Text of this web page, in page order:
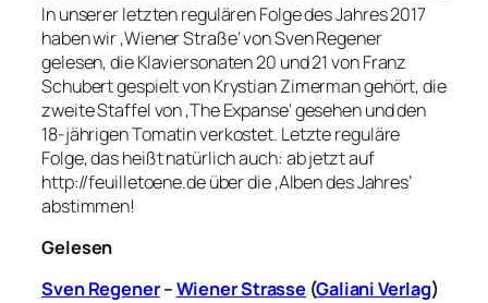
In unserer letzten regulären Folge des Jahres 2017
haben wir ‚Wiener Straße‘ von Sven Regener
gelesen, die Klaviersonaten 20 und 21 von Franz
Schubert gespielt von Krystian Zimerman gehört, die
zweite Staffel von ‚The Expanse‘ gesehen und den
18-jährigen Tomatin verkostet. Letzte reguläre
Folge, das heißt natürlich auch: ab jetzt auf
http://feuilletoene.de über die ‚Alben des Jahres‘
abstimmen!
Gelesen
Sven Regener–Wiener Strasse (Galiani Verlag)